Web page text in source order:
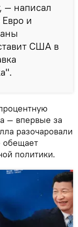
— написал
и
CША в
— впервые за
разочаровали
обещает
политики.